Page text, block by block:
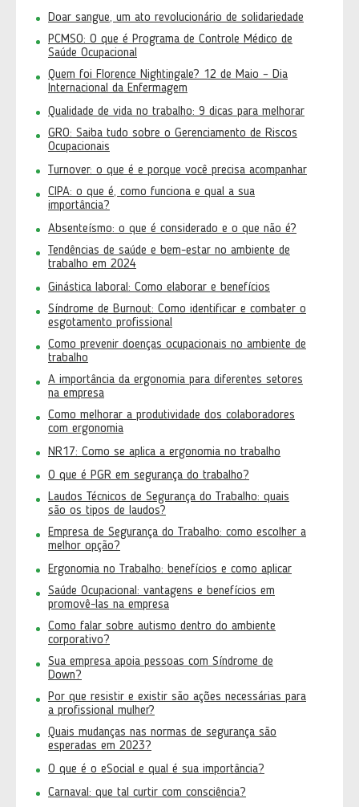
Doar sangue, um ato revolucionário de solidariedade
PCMSO: O que é Programa de Controle Médico de
Saúde Ocupacional
Quem foi Florence Nightingale? 12 de Maio – Dia
Internacional da Enfermagem
Qualidade de vida no trabalho: 9 dicas para melhorar
GRO: Saiba tudo sobre o Gerenciamento de Riscos
Ocupacionais
Turnover: o que é e porque você precisa acompanhar
CIPA: o que é, como funciona e qual a sua
importância?
Absenteísmo: o que é considerado e o que não é?
Tendências de saúde e bem-estar no ambiente de
trabalho em 2024
Ginástica laboral: Como elaborar e benefícios
Síndrome de Burnout: Como identificar e combater o
esgotamento profissional
Como prevenir doenças ocupacionais no ambiente de
trabalho
A importância da ergonomia para diferentes setores
na empresa
Como melhorar a produtividade dos colaboradores
com ergonomia
NR17: Como se aplica a ergonomia no trabalho
O que é PGR em segurança do trabalho?
Laudos Técnicos de Segurança do Trabalho: quais
são os tipos de laudos?
Empresa de Segurança do Trabalho: como escolher a
melhor opção?
Ergonomia no Trabalho: benefícios e como aplicar
Saúde Ocupacional: vantagens e benefícios em
promovê-las na empresa
Como falar sobre autismo dentro do ambiente
corporativo?
Sua empresa apoia pessoas com Síndrome de
Down?
Por que resistir e existir são ações necessárias para
a profissional mulher?
Quais mudanças nas normas de segurança são
esperadas em 2023?
O que é o eSocial e qual é sua importância?
Carnaval: que tal curtir com consciência?